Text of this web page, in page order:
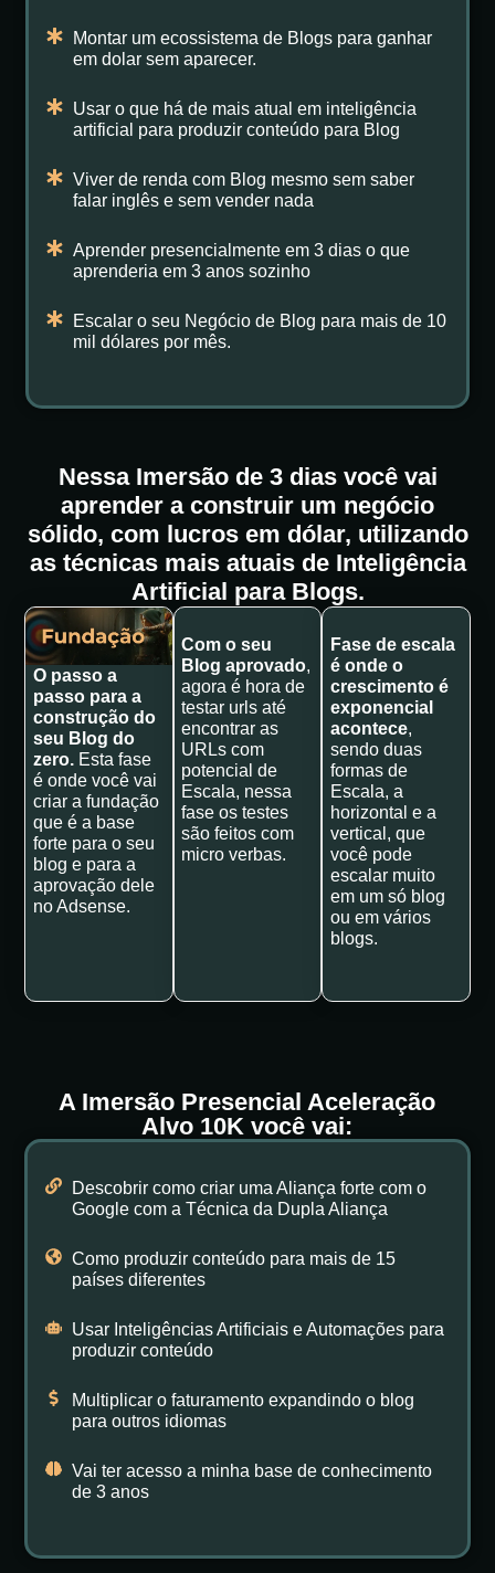
Montar um ecossistema de Blogs para ganhar
em dolar sem aparecer.
Usar o que há de mais atual em inteligência
artificial para produzir conteúdo para Blog
Viver de renda com Blog mesmo sem saber
falar inglês e sem vender nada
Aprender presencialmente em 3 dias o que
aprenderia em 3 anos sozinho
Escalar o seu Negócio de Blog para mais de 10
mil dólares por mês.
Nessa Imersão de 3 dias você vai
aprender a construir um negócio
sólido, com lucros em dólar, utilizando
as técnicas mais atuais de Inteligência
Artificial para Blogs.
O passo a
passo para a
construção do
seu Blog do
zero. Esta fase
é onde você vai
criar a fundação
que é a base
forte para o seu
blog e para a
aprovação dele
no Adsense.
Com o seu
Blog aprovado,
agora é hora de
testar urls até
encontrar as
URLs com
potencial de
Escala, nessa
fase os testes
são feitos com
micro verbas.
Fase de escala
é onde o
crescimento é
exponencial
acontece,
sendo duas
formas de
Escala, a
horizontal e a
vertical, que
você pode
escalar muito
em um só blog
ou em vários
blogs.
A Imersão Presencial Aceleração
Alvo 10K você vai:
Descobrir como criar uma Aliança forte com o
Google com a Técnica da Dupla Aliança
Como produzir conteúdo para mais de 15
países diferentes
Usar Inteligências Artificiais e Automações para
produzir conteúdo
Multiplicar o faturamento expandindo o blog
para outros idiomas
Vai ter acesso a minha base de conhecimento
de 3 anos